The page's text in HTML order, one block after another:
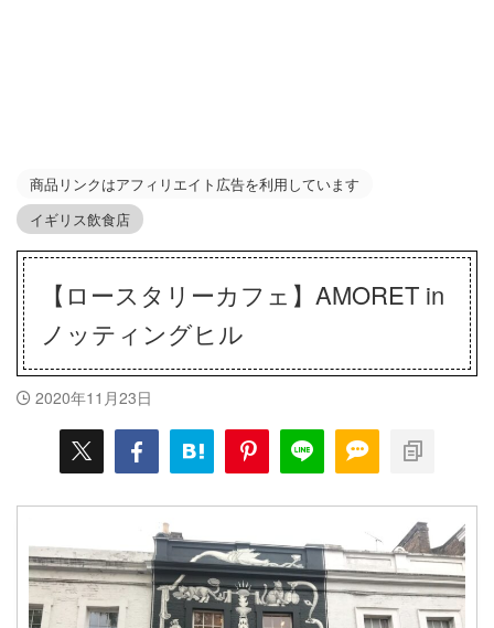
商品リンクはアフィリエイト広告を利用しています
イギリス飲食店
【ロースタリーカフェ】AMORET in
ノッティングヒル
2020年11月23日